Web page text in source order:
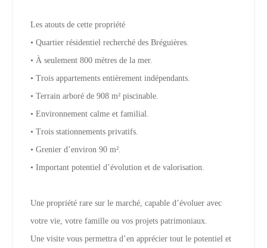
Les atouts de cette propriété
• Quartier résidentiel recherché des Bréguières.
• À seulement 800 mètres de la mer.
• Trois appartements entièrement indépendants.
• Terrain arboré de 908 m² piscinable.
• Environnement calme et familial.
• Trois stationnements privatifs.
• Grenier d’environ 90 m².
• Important potentiel d’évolution et de valorisation.
Une propriété rare sur le marché, capable d’évoluer avec
votre vie, votre famille ou vos projets patrimoniaux.
Une visite vous permettra d’en apprécier tout le potentiel et